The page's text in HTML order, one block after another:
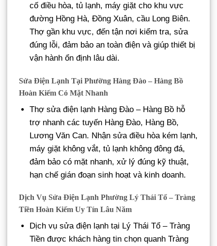
cố điều hòa, tủ lạnh, máy giặt cho khu vực
đường Hồng Hà, Đồng Xuân, cầu Long Biên.
Thợ gần khu vực, đến tận nơi kiểm tra, sửa
đúng lỗi, đảm bảo an toàn điện và giúp thiết bị
vận hành ổn định lâu dài.
Sửa Điện Lạnh Tại Phường Hàng Đào – Hàng Bồ
Hoàn Kiếm Có Mặt Nhanh
Thợ sửa điện lạnh Hàng Đào – Hàng Bồ hỗ
trợ nhanh các tuyến Hàng Đào, Hàng Bồ,
Lương Văn Can. Nhận sửa điều hòa kém lạnh,
máy giặt không vắt, tủ lạnh không đông đá,
đảm bảo có mặt nhanh, xử lý đúng kỹ thuật,
hạn chế gián đoạn sinh hoạt và kinh doanh.
Dịch Vụ Sửa Điện Lạnh Phường Lý Thái Tổ – Tràng
Tiền Hoàn Kiếm Uy Tín Lâu Năm
Dịch vụ sửa điện lạnh tại Lý Thái Tổ – Tràng
Tiền được khách hàng tin chọn quanh Tràng